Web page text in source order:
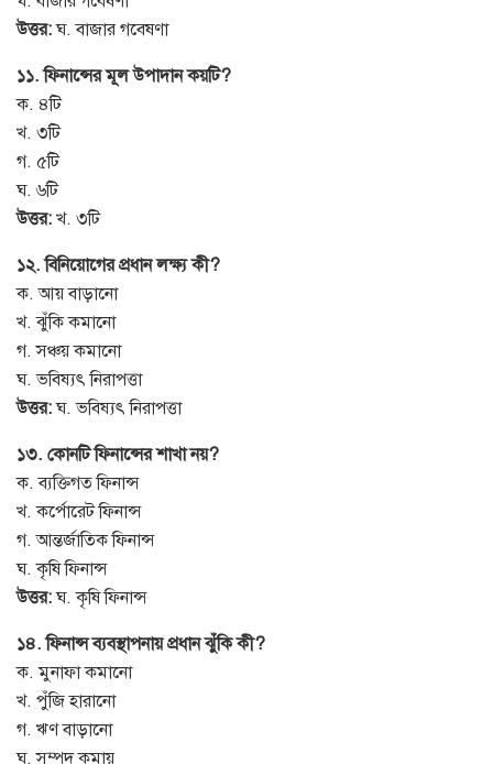
উত্তর:ঘ. বাজার গবেষণা
১১. ফিনান্সের মূল উপাদান কয়টি?
ক. ৪টি
খ. ৩টি
গ. ৫টি
ঘ. ৬টি
উত্তর: খ. ৩টি
১২. বিনিয়োগের প্রধান লক্ষ্য কী?
ক. আয় বাড়ানো
খ. ঝুঁকি কমানো
গ. সঞ্চয় কমানো
ঘ. ভবিষ্যৎ নিরাপত্তা
উত্তর:ঘ. ভবিষ্যৎ নিরাপত্তা
১৩. কোনটি ফিনান্সের শাখা নয়?
ক. ব্যক্তিগত ফিনান্স
খ. কর্পোরেট ফিনান্স
গ. আন্তর্জাতিক ফিনান্স
ঘ. কৃষি ফিনান্স
উত্তর:ঘ. কৃষি ফিনান্স
১৪. ফিনান্স ব্যবস্থাপনায় প্রধান ঝুঁকি কী?
ক. মুনাফা কমানো
খ. পুঁজি হারানো
গ. ঋণ বাড়ানো
ঘ. সম্পদ কমায়